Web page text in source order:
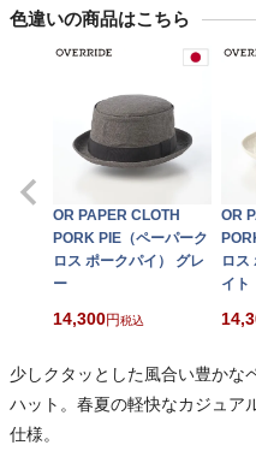
色違いの商品はこちら
OR PAPER CLOTH
PORK PIE（ペーパーク
ロス ポークパイ） グレ
ー
14,300 税込
OR
ロス
イト
少しクタッとした風合い豊かな
ハット。春夏の軽快なカジュア
仕様。